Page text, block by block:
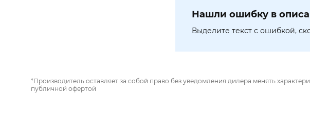
Нашли ошибку в
Выделите текст с ошибкой,
*Производитель оставляет за собой право без уведомления дилера менять
публичной офертой